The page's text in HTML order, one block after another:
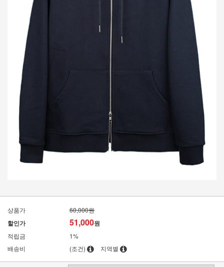
상품가 60,000원
할인가 51,000원
적립금
1%
배송비
(조건) 지역별